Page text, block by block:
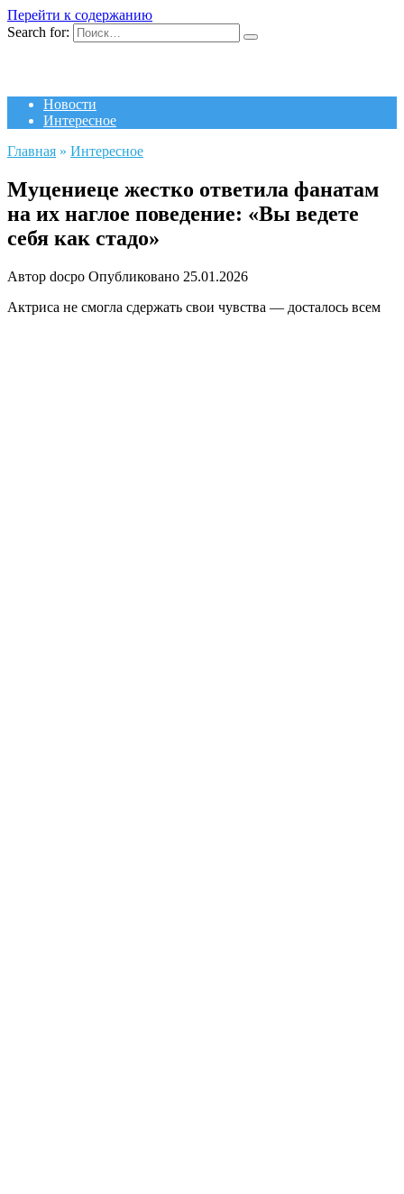
Перейти к содержанию
Search for:
Новости
Интересное
Главная » Интересное
Муцениеце жестко ответила фанатам
на их наглое поведение: «Вы ведете
себя как стадо»
Автор docpo Опубликовано 25.01.2026
Актриса не смогла сдержать свои чувства — досталось всем